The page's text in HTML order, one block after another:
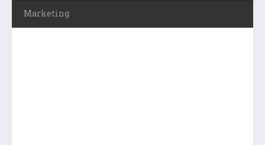
Marketing